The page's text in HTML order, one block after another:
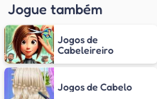
Jogue também
Jogos de
Cabeleireiro
Jogos de Cabelo